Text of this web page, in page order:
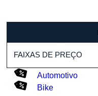
FAIXAS DE PREÇO
Automotivo
Bike